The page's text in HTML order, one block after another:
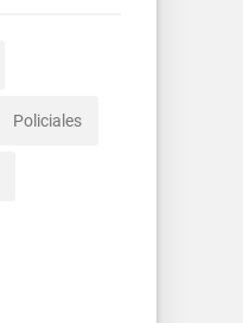
Policiales